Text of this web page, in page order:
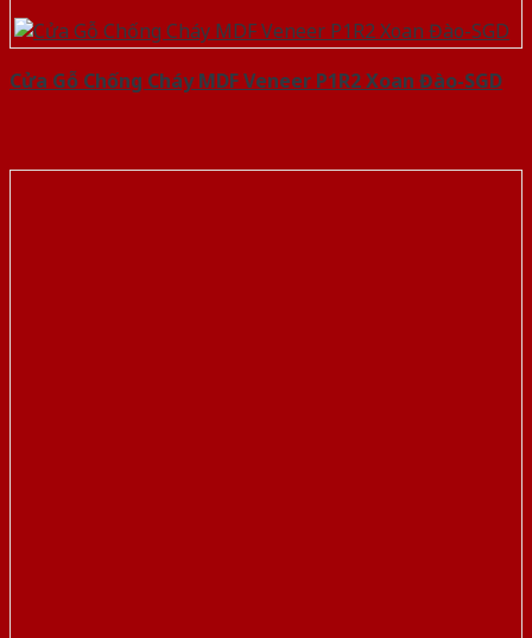
Cửa Gỗ Chống Cháy MDF Veneer P1R2 Xoan Đào-SGD